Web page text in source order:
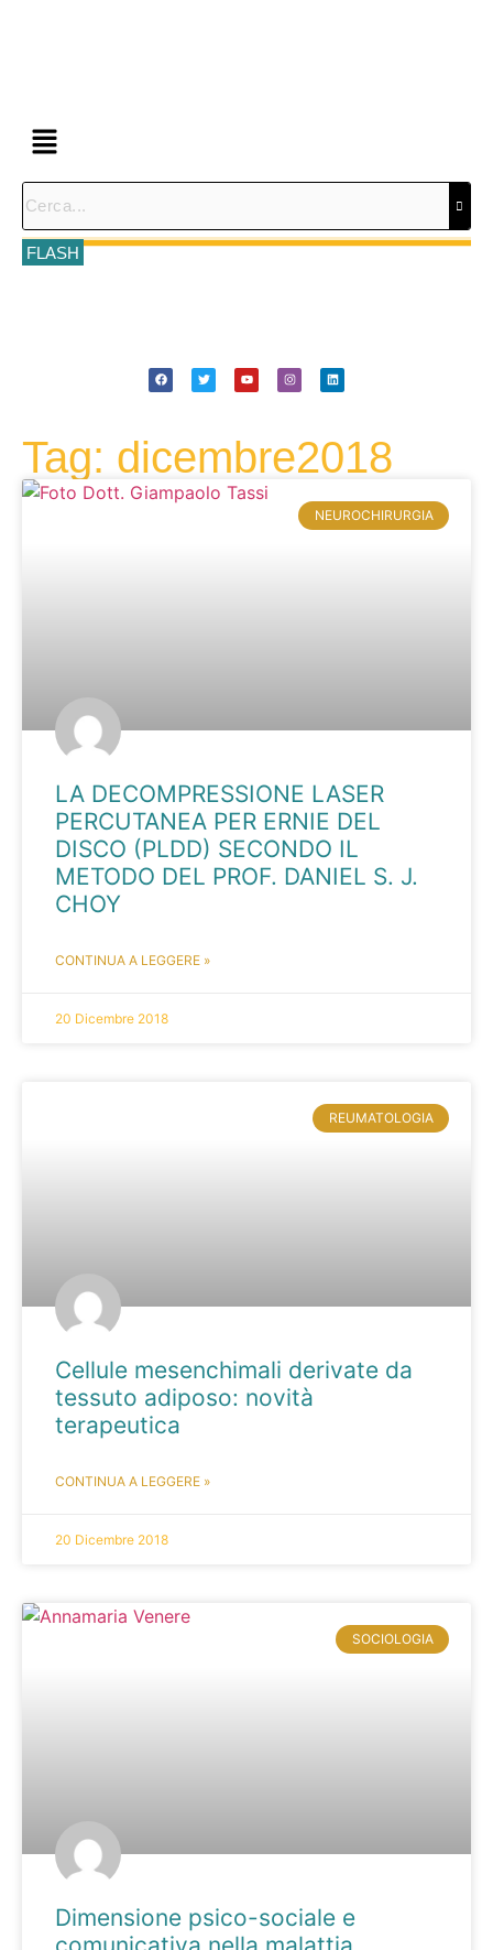
FLASH
Tag: dicembre2018
NEUROCHIRURGIA
LA DECOMPRESSIONE LASER
PERCUTANEA PER ERNIE DEL
DISCO (PLDD) SECONDO IL
METODO DEL PROF. DANIEL S. J.
CHOY
CONTINUA A LEGGERE »
20 Dicembre 2018
REUMATOLOGIA
Cellule mesenchimali derivate da
tessuto adiposo: novità
terapeutica
CONTINUA A LEGGERE »
20 Dicembre 2018
SOCIOLOGIA
Dimensione psico-sociale e